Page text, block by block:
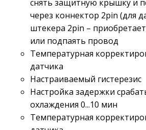
снять защитную крышку и
через коннектор 2pin (для
штекера 2pin –
или подпаять провод
Температурная
датчика
Настраиваемый гистерезис
Настройка задержки
охлаждения 0...10 мин
Температурная